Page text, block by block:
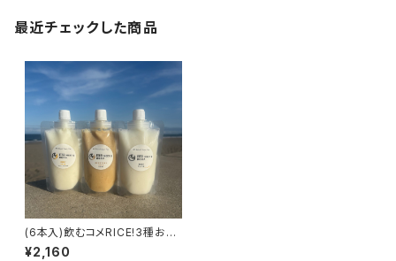
最近チェックした商品
(6本入)飲むコメRICE!3種お試
しセット【RICEMEETU】
¥2,160